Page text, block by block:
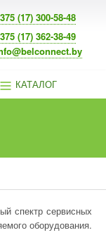
(17) 300-58-48
(17) 362-38-49
КАТАЛОГ
спектр сервисных
оборудования.